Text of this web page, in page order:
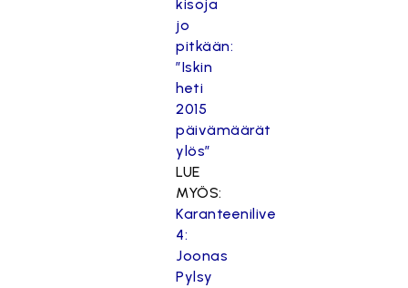
kisoja
jo
pitkään:
”Iskin
heti
2015
päivämäärät
ylös”
LUE
MYÖS:
Karanteenilive
4:
Joonas
Pylsy